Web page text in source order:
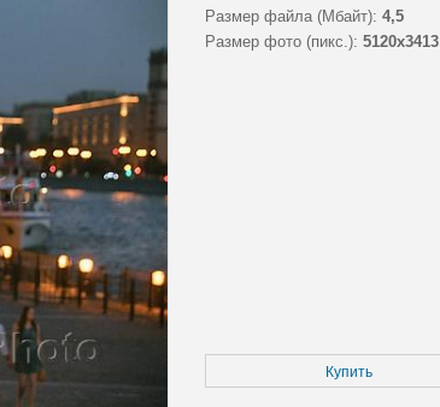
Размер файла (Мбайт): 4,5
Размер фото (пикс.): 5120x3413
Купить